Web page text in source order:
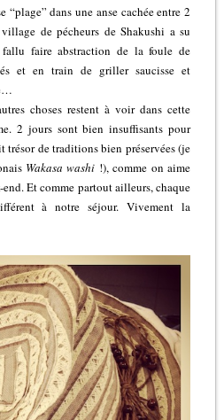
dans une anse cachée entre 2
de pécheurs de Shakushi a su
faire abstraction de la foule de
et en train de griller saucisse et
choses restent à voir dans cette
2 jours sont bien insuffisants pour
trésor de traditions bien préservées (je
Wakasa washi !), comme on aime
Et comme partout ailleurs, chaque
à notre séjour. Vivement la